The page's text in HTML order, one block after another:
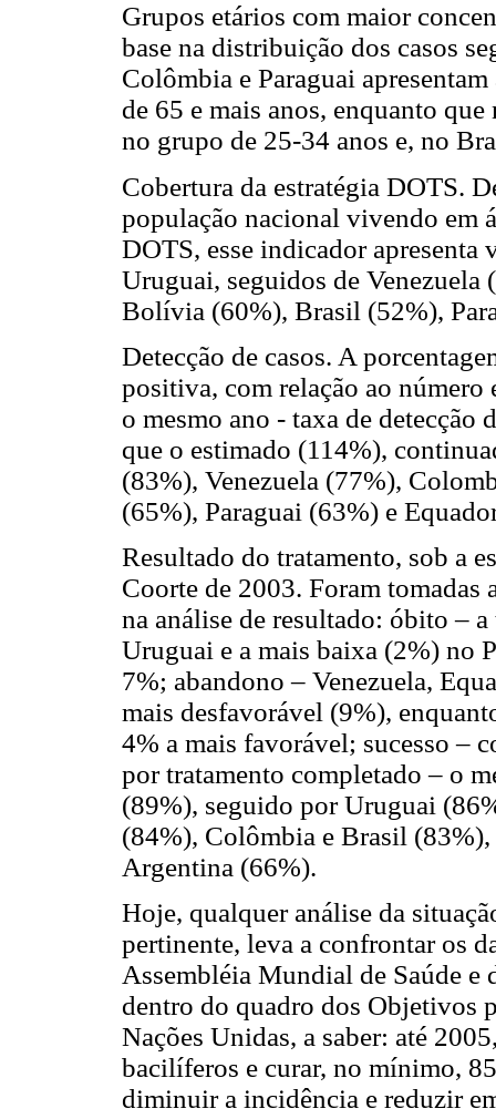
Grupos etários com maior
base na distribuição dos casos
Colômbia e Paraguai
de 65 e mais anos, enquanto
no grupo de 25-34 anos e, no
Cobertura da estratégia DOTS.
população nacional vivendo em
DOTS, esse indicador apresenta
Uruguai, seguidos de
Bolívia (60%), Brasil (52%),
Detecção de casos. A
positiva, com relação ao número
o mesmo ano - taxa de detecção
que o estimado (114%),
(83%), Venezuela (77%),
(65%), Paraguai (63%) e
Resultado do tratamento, sob a
Coorte de 2003. Foram tomadas
na análise de resultado: óbito –
Uruguai e a mais baixa (2%) no
7%; abandono – Venezuela,
mais desfavorável (9%),
4% a mais favorável; sucesso –
por tratamento completado – o
(89%), seguido por Uruguai
(84%), Colômbia e Brasil
Argentina (66%).
Hoje, qualquer análise da
pertinente, leva a confrontar os
Assembléia Mundial de Saúde e
dentro do quadro dos Objetivos
Nações Unidas, a saber: até
bacilíferos e curar, no mínimo,
diminuir a incidência e reduzir